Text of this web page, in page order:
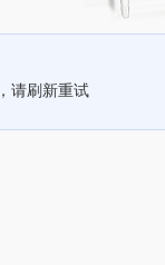
请刷新重试